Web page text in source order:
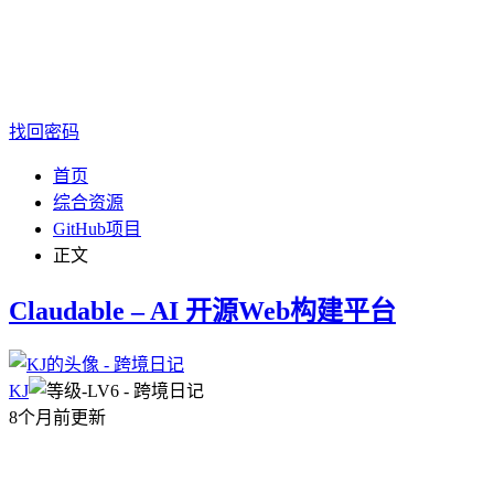
找回密码
首页
综合资源
GitHub项目
正文
Claudable – AI 开源Web构建平台
KJ
8个月前更新